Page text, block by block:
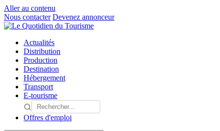
Aller au contenu
Nous contacter Devenez annonceur
Actualités
Distribution
Production
Destination
Hébergement
Transport
E-tourisme
Offres d'emploi